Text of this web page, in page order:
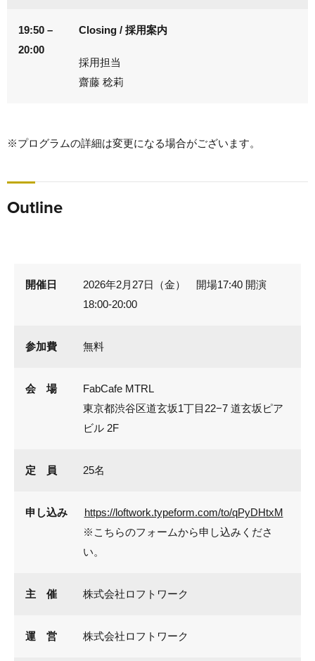
19:50 –
20:00
Closing / 採用案内
採用担当
齋藤 稔莉
※プログラムの詳細は変更になる場合がございます。
Outline
開催日
2026年2月27日（金） 開場17:40 開演
18:00-20:00
参加費 無料
会 場
FabCafe MTRL
東京都渋谷区道玄坂1丁目22−7 道玄坂ピア
ビル 2F
定 員 25名
申し込み
https://loftwork.typeform.com/to/qPyDHtxM
※こちらのフォームから申し込みくださ
い。
主 催 株式会社ロフトワーク
運 営 株式会社ロフトワーク